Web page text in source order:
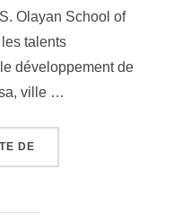
Olayan School of
talents
développement de
ville …
DE